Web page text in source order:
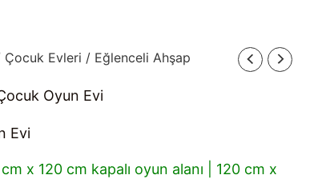
Çocuk Evleri / Eğlenceli Ahşap
Oyun Evi
Evi
x 120 cm kapalı oyun alanı | 120 cm x